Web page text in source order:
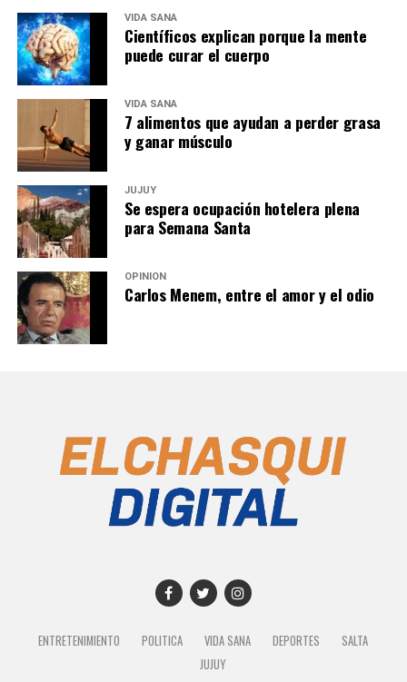
VIDA SANA
Científicos explican porque la mente
puede curar el cuerpo
VIDA SANA
7 alimentos que ayudan a perder grasa
y ganar músculo
JUJUY
Se espera ocupación hotelera plena
para Semana Santa
OPINIÓN
Carlos Menem, entre el amor y el odio
ENTRETENIMIENTO POLITICA VIDA SANA DEPORTES
SALTA
JUJUY